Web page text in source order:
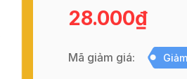
28.000₫
Mã giảm giá: